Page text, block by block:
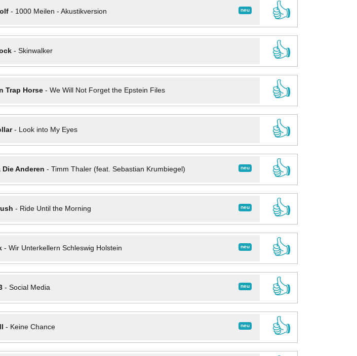
neu
- 1000 Meilen - Akustikversion
👍
- Skinwalker
👍
Trap Horse- We Will Not Forget the Epstein Files
👍
- Look into My Eyes
👍
neu
Die Anderen - Timm Thaler (feat. Sebastian Krumbiegel)
👍
neu
- Ride Until the Morning
👍
neu
- Wir Unterkellern Schleswig Holstein
👍
neu
- Social Media
👍
neu
- Keine Chance
👍